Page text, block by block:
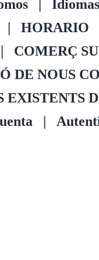
| Idiomas
| HORARIO
COMERÇ
DE NOUS
EXISTENTS
|